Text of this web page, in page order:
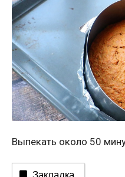
Выпекать около 50